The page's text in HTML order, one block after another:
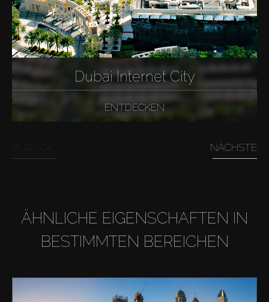
Dubai Internet City
ENTDECKEN
NÄCHSTE
ÄHNLICHE EIGENSCHAFTEN IN
BESTIMMTEN BEREICHEN